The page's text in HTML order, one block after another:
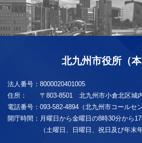
北九州市役所（本
法人番号： 8000020401005
住所：
〒803-8501 北九州市小倉北区城
電話番号： 093-582-4894（北九州市コールセ
開庁時間： 月曜日から金曜日の8時30分から
（土曜日、日曜日、祝日及び年末